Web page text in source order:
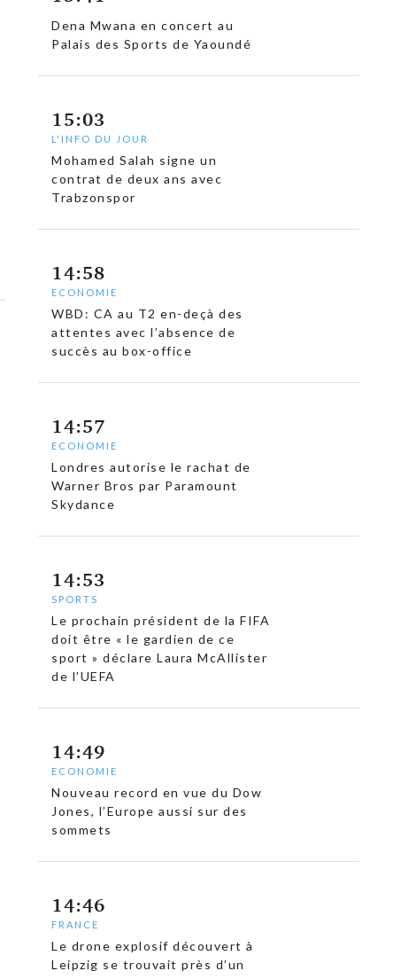
Dena Mwana en concert au
Palais des Sports de Yaoundé
15:03
L'INFO DU JOUR
Mohamed Salah signe un
contrat de deux ans avec
Trabzonspor
14:58
ECONOMIE
WBD: CA au T2 en-deçà des
attentes avec l’absence de
succès au box-office
14:57
ECONOMIE
Londres autorise le rachat de
Warner Bros par Paramount
Skydance
14:53
SPORTS
Le prochain président de la FIFA
doit être « le gardien de ce
sport » déclare Laura McAllister
de l’UEFA
14:49
ECONOMIE
Nouveau record en vue du Dow
Jones, l’Europe aussi sur des
sommets
14:46
FRANCE
Le drone explosif découvert à
Leipzig se trouvait près d’un